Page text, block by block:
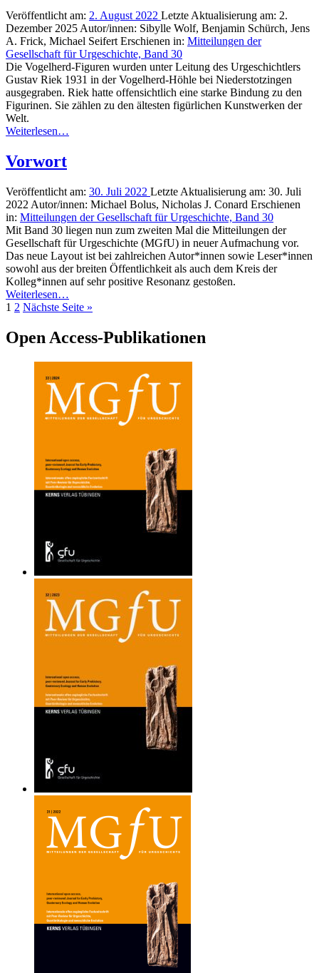
Veröffentlicht am: 2. August 2022 Letzte Aktualisierung am: 2.
Dezember 2025 Autor/innen: Sibylle Wolf, Benjamin Schürch, Jens
A. Frick, Michael Seifert Erschienen in: Mitteilungen der
Gesellschaft für Urgeschichte, Band 30
Die Vogelherd-Figuren wurden unter Leitung des Urgeschichtlers
Gustav Riek 1931 in der Vogelherd-Höhle bei Niederstotzingen
ausgegraben. Riek hatte offensichtlich eine starke Bindung zu den
Figurinen. Sie zählen zu den ältesten figürlichen Kunstwerken der
Welt.
Weiterlesen…
Vorwort
Veröffentlicht am: 30. Juli 2022 Letzte Aktualisierung am: 30. Juli
2022 Autor/innen: Michael Bolus, Nicholas J. Conard Erschienen
in: Mitteilungen der Gesellschaft für Urgeschichte, Band 30
Mit Band 30 liegen nun zum zweiten Mal die Mitteilungen der
Gesellschaft für Urgeschichte (MGfU) in neuer Aufmachung vor.
Das neue Layout ist bei zahlreichen Autor*innen sowie Leser*innen
sowohl aus der breiten Öffentlichkeit als auch dem Kreis der
Kolleg*innen auf sehr positive Resonanz gestoßen.
Weiterlesen…
1 2 Nächste Seite »
Open Access-Publikationen